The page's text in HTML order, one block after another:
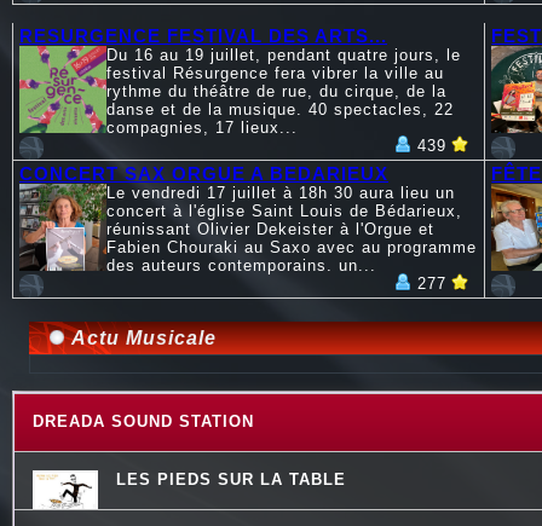
RESURGENCE FESTIVAL DES ARTS...
Du 16 au 19 juillet, pendant quatre jours, le
festival Résurgence fera vibrer la ville au
rythme du théâtre de rue, du cirque, de la
danse et de la musique. 40 spectacles, 22
compagnies, 17 lieux...
439
CONCERT SAX ORGUE A BEDARIEUX
Le vendredi 17 juillet à 18h 30 aura lieu un
concert à l'église Saint Louis de Bédarieux,
réunissant Olivier Dekeister à l'Orgue et
Fabien Chouraki au Saxo avec au programme
des auteurs contemporains. un...
277
Actu Musicale
DREADA SOUND STATION
LES PIEDS SUR LA TABLE